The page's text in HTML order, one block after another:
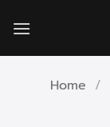
Home /